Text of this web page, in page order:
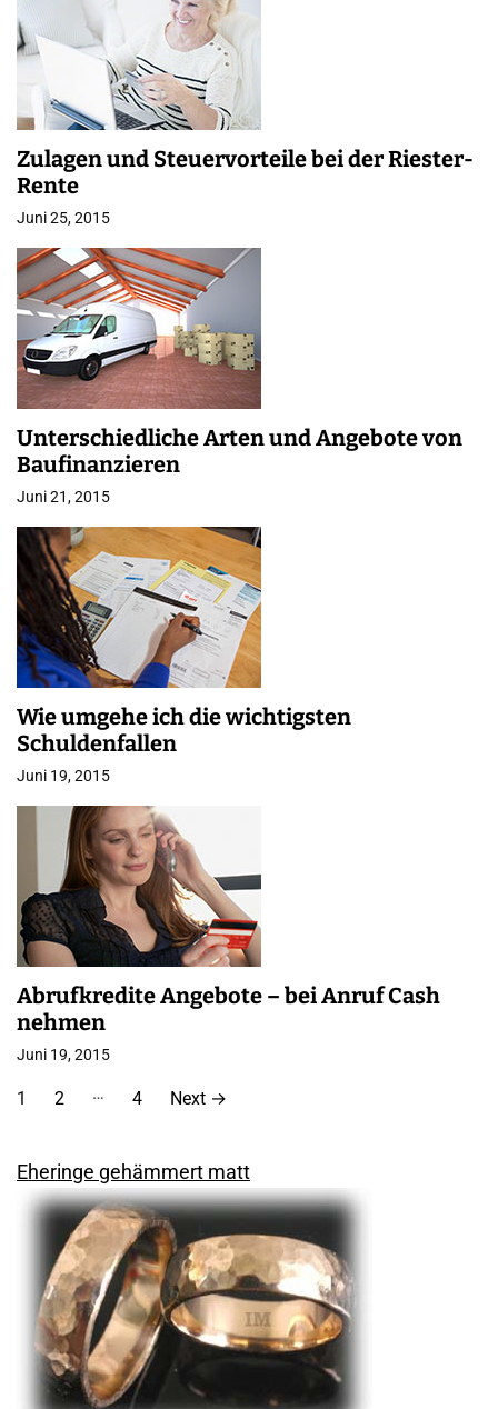
Zulagen und Steuervorteile bei der Riester-
Rente
Juni 25, 2015
Unterschiedliche Arten und Angebote von
Baufinanzieren
Juni 21, 2015
Wie umgehe ich die wichtigsten
Schuldenfallen
Juni 19, 2015
Abrufkredite Angebote – bei Anruf Cash
nehmen
Juni 19, 2015
S
i
1 2 … 4 Next →
Eheringe gehämmert matt